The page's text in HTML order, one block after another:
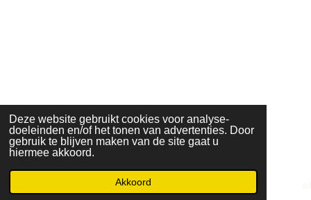
Deze website gebruikt cookies voor analyse-
doeleinden en/of het tonen van advertenties. Door
gebruik te blijven maken van de site gaat u
hiermee akkoord.
Akkoord
Telefoonnummer